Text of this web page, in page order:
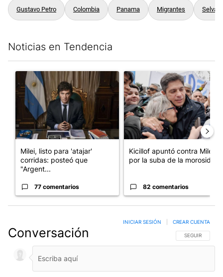
Gustavo Petro Colombia Panama Migrantes Selva
Noticias en Tendencia
Un artículo de tendencia con el título "Milei, listo para 'atajar'
Milei, listo para 'atajar'
corridas: posteó que
"Argent...
77 comentarios
Un artículo de tendencia con
Kicillof apuntó contra Milei
por la suba de la morosida...
82 comentarios
Conversación SIGA ESTA
SEGUIR
INICIAR SESIÓN CREAR CUENTA